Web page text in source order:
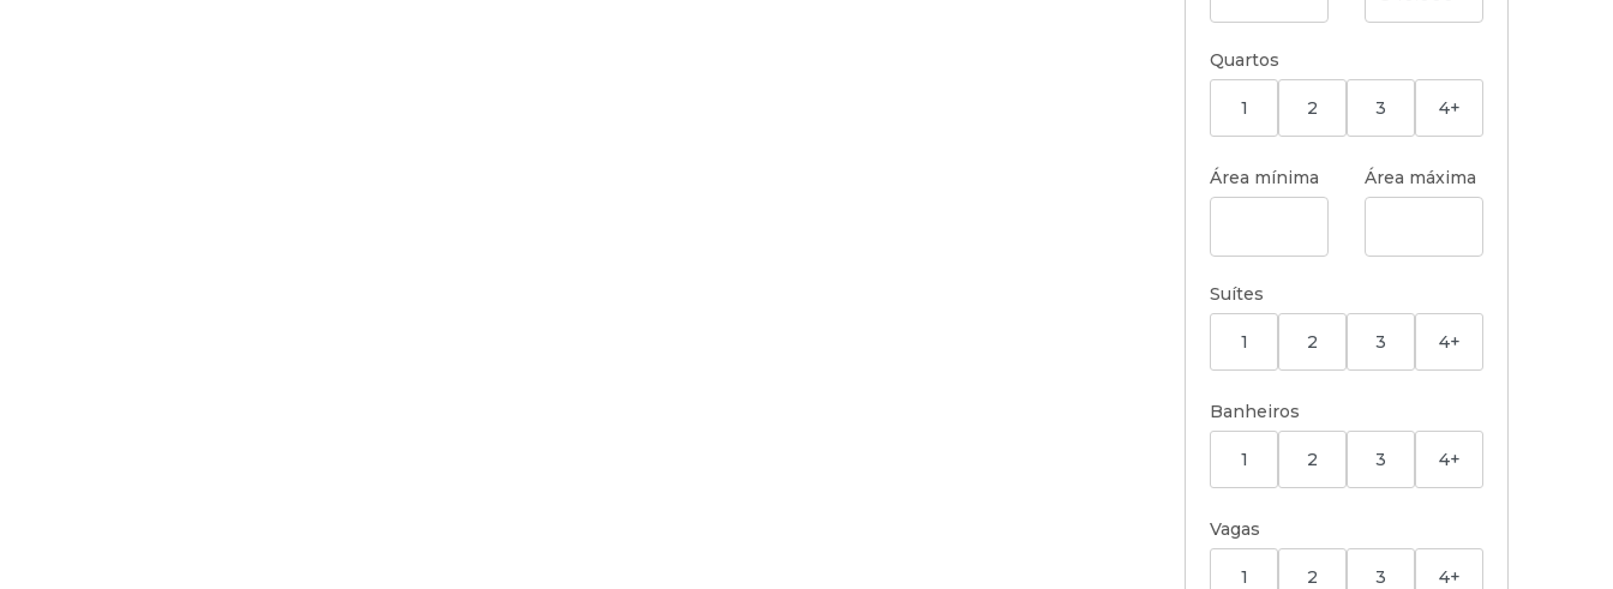
Quartos
1 2 3 4+
Área mínima Área máxima
Suítes
1 2 3 4+
Banheiros
1 2 3 4+
Vagas
1 2 3 4+